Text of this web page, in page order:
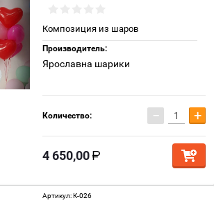
Композиция из шаров
Производитель:
Ярославна шарики
Количество: − +
4 650,00
Артикул:К-026